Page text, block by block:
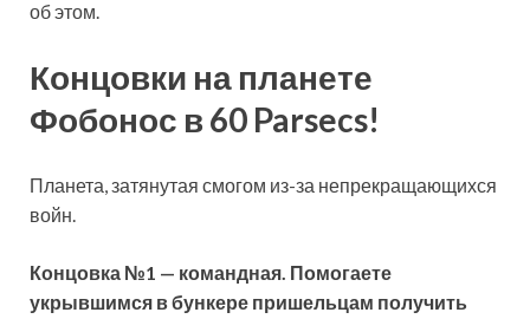
об этом.
Концовки на планете
Фобонос в 60 Parsecs!
Планета, затянутая смогом из-за непрекращающихся
войн.
Концовка №1 — командная. Помогаете
укрывшимся в бункере пришельцам получить